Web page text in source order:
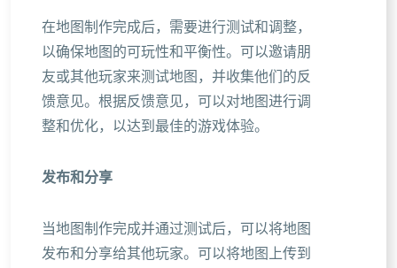
在地图制作完成后，需要进行测试和调整，
以确保地图的可玩性和平衡性。可以邀请朋
友或其他玩家来测试地图，并收集他们的反
馈意见。根据反馈意见，可以对地图进行调
整和优化，以达到最佳的游戏体验。
发布和分享
当地图制作完成并通过测试后，可以将地图
发布和分享给其他玩家。可以将地图上传到